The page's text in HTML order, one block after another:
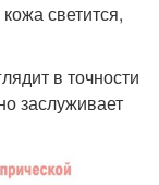
светится,
в точности
заслуживает